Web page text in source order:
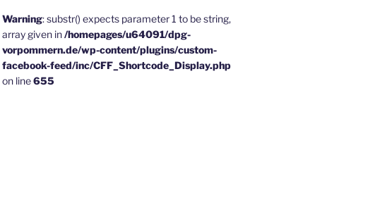
Warning: substr() expects parameter 1 to be string,
array given in/homepages/u64091/dpg-
vorpommern.de/wp-content/plugins/custom-
facebook-feed/inc/CFF_Shortcode_Display.php
on line655